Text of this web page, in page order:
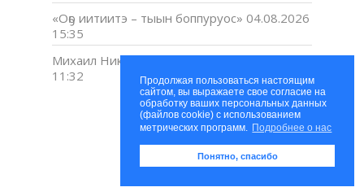
Продолжая пользоваться настоящим
сайтом, вы выражаете свое согласие на
обработку ваших персональных данных
(файлов cookie) с использованием
метрических программ. Подробнее о нас
Понятно, спасибо
«Оҕо иитиитэ – тыын боппуруос» 04.08.2026
15:35
Михаил Николаев оҕо сааһыттан 04.08.2026
11:32
КАЛЕНДАРЬ